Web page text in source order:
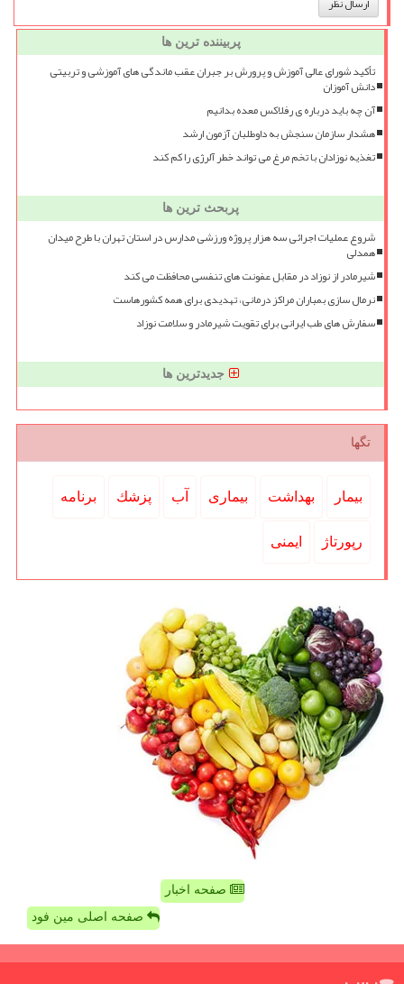
پربیننده ترین ها
تأکید شورای عالی آموزش و پرورش بر جبران عقب ماندگی های آموزشی و تربیتی
دانش آموزان
آن چه باید درباره ی رفلاکس معده بدانیم
هشدار سازمان سنجش به داوطلبان آزمون ارشد
تغذیه نوزادان با تخم مرغ می تواند خطر آلرژی را کم کند
پربحث ترین ها
شروع عملیات اجرائی سه هزار پروژه ورزشی مدارس در استان تهران با طرح میدان
همدلی
شیرمادر از نوزاد در مقابل عفونت های تنفسی محافظت می کند
نرمال سازی بمباران مراکز درمانی، تهدیدی برای همه کشورهاست
سفارش های طب ایرانی برای تقویت شیرمادر و سلامت نوزاد
جدیدترین ها
تگها
بیمار بهداشت بیماری آب پزشك برنامه
رپورتاژ ایمنی
صفحه اخبار
صفحه اصلی مین فود